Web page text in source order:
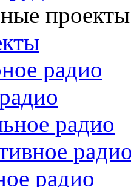
проекты
радио
радио
радио